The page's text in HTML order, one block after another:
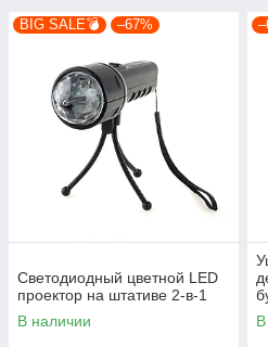
BIG SALE💣 –67%
Светодиодный цветной LED
проектор на штативе 2-в-1
В наличии